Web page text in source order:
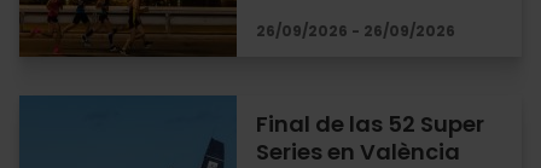
26/09/2026 - 26/09/2026
Final de las 52 Super
Series en València